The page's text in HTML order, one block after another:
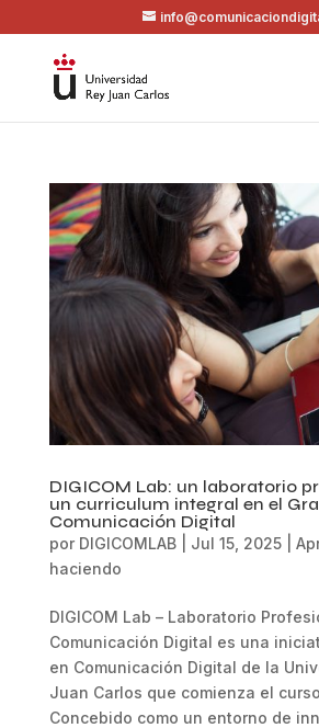
DIGICOM Lab: un laboratorio
un curriculum integral en el
Comunicación Digital
por DIGICOMLAB| Jul 15, 2025|
haciendo
DIGICOM Lab – Laboratorio
Comunicación Digital es una
en Comunicación Digital de la
Juan Carlos que comienza el
Concebido como un entorno de